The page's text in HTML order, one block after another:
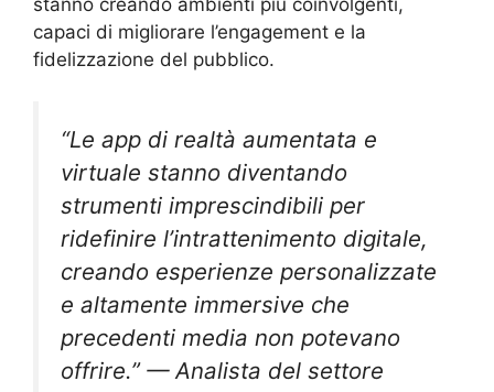
capaci di migliorare l’engagement e la
fidelizzazione del pubblico.
“Le app di realtà aumentata e
virtuale stanno diventando
strumenti imprescindibili per
ridefinire l’intrattenimento digitale,
creando esperienze personalizzate
e altamente immersive che
precedenti media non potevano
offrire.” —Analista del settore